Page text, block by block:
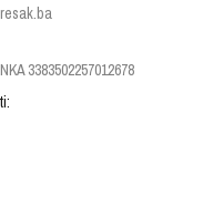
3383502257012678